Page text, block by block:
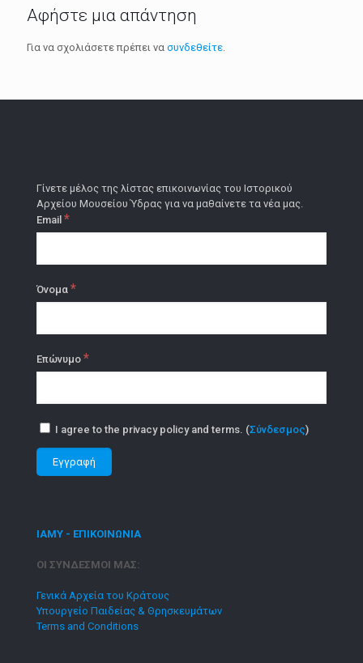
Αφήστε μια απάντηση
Για να σχολιάσετε πρέπει να συνδεθείτε.
Γίνετε μέλος της λίστας επικοινωνίας του Ιστορικού
Αρχείου Μουσείου Ύδρας για να μαθαίνετε τα νέα μας.
Email *
Όνομα *
Επώνυμο *
I agree to the privacy policy and terms. (Σύνδεσμος)
ΙΑΜΥ - ΕΠΙΚΟΙΝΩΝΙΑ
ΟΙ ΣΥΝΔΕΣΜΟΙ ΜΑΣ:
Γενικά Αρχεία του Κράτους
Υπουργείο Παιδείας & Θρησκευμάτων
Terms and Conditions